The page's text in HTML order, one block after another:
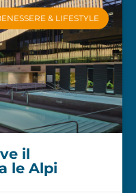
& LIFESTYLE
il
le Alpi